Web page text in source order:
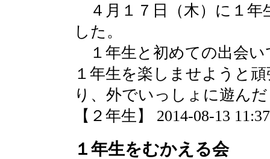
４月１７日（木）に１年
した。
１年生と初めての出会
１年生を楽しませようと
り、外でいっしょに遊ん
【２年生】 2014-08-13
１年生をむかえる会